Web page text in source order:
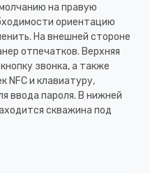
на правую
ориентацию
На внешней стороне
отпечатков. Верхняя
звонка, а также
NFC и клавиатуру,
ввода пароля. В нижней
скважина под